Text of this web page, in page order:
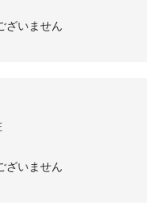
ざいません
ざいません